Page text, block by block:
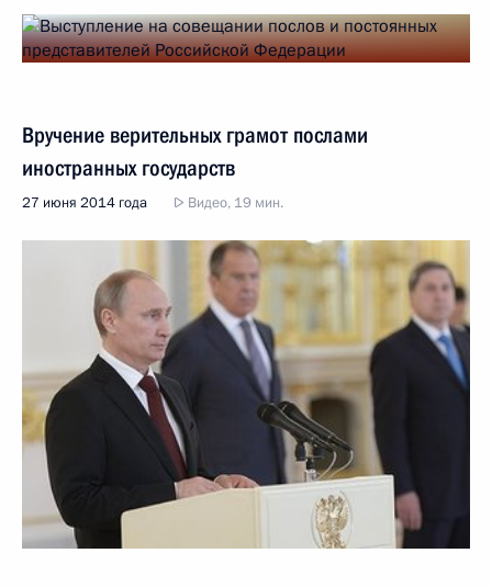
Вручение верительных грамот послами
иностранных государств
27 июня 2014 года Видео, 19 мин.